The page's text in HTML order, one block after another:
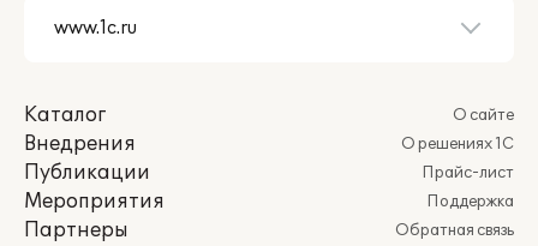
Каталог
Внедрения
Публикации
Мероприятия
Партнеры
О сайте
О решениях 1С
Прайс-лист
Поддержка
Обратная связь